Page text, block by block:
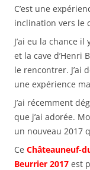
C’est une
inclination vers le
J’ai eu la chance
et la cave d’Henri
le rencontrer. J’ai
une expérience
J’ai récemment
que j’ai adorée.
un nouveau 2017
Ce Châteauneuf-
Beurrier 2017 est